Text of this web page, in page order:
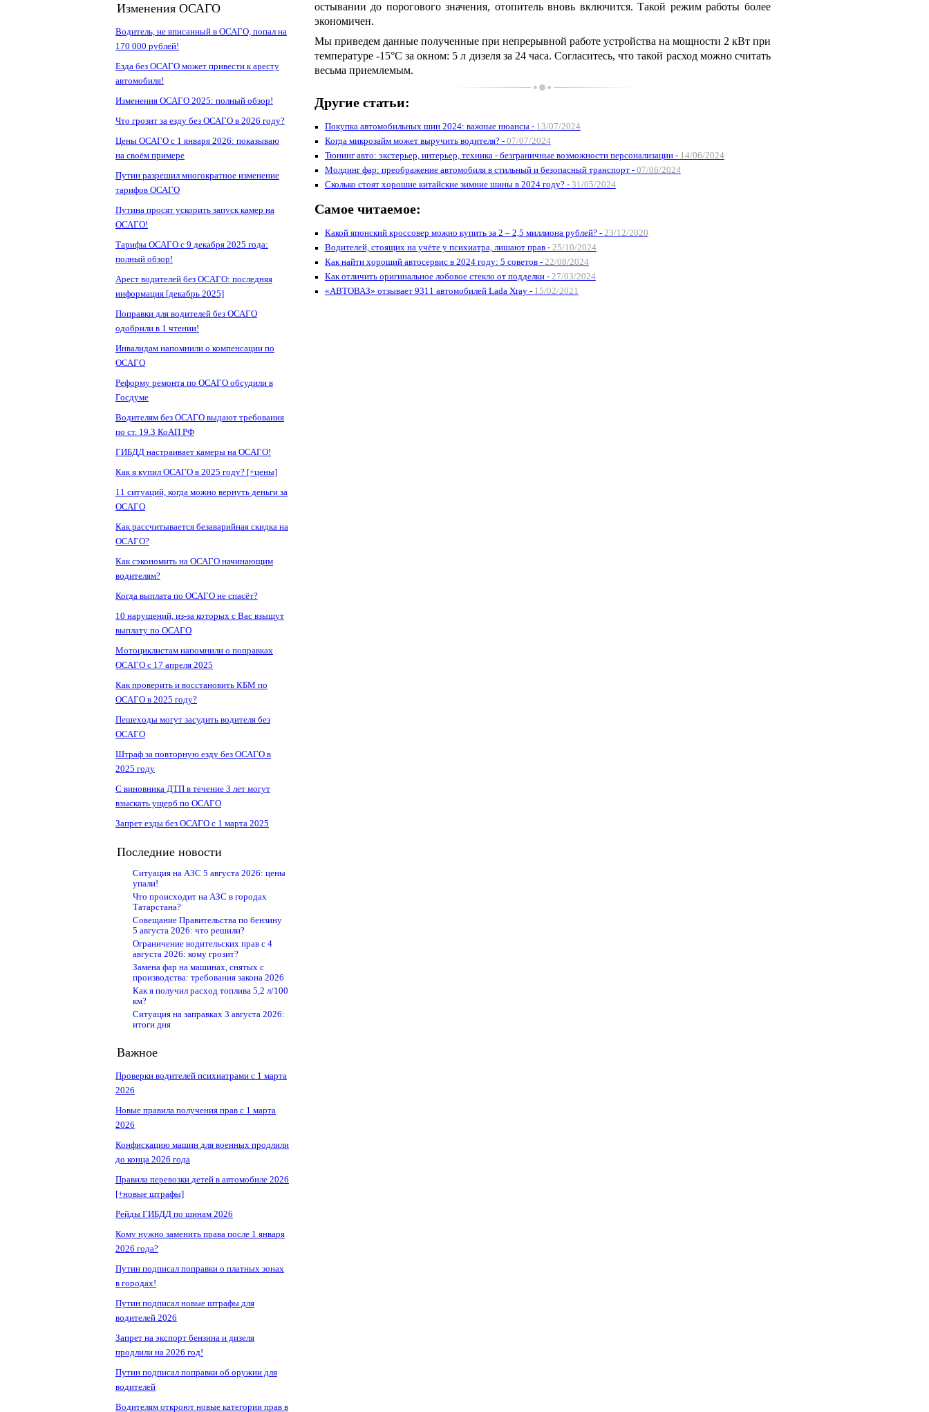
Изменения ОСАГО
Водитель, не вписанный в ОСАГО, попал на
170 000 рублей!
Езда без ОСАГО может привести к аресту
автомобиля!
Изменения ОСАГО 2025: полный обзор!
Что грозит за езду без ОСАГО в 2026 году?
Цены ОСАГО с 1 января 2026: показываю
на своём примере
Путин разрешил многократное изменение
тарифов ОСАГО
Путина просят ускорить запуск камер на
ОСАГО!
Тарифы ОСАГО с 9 декабря 2025 года:
полный обзор!
Арест водителей без ОСАГО: последняя
информация [декабрь 2025]
Поправки для водителей без ОСАГО
одобрили в 1 чтении!
Инвалидам напомнили о компенсации по
ОСАГО
Реформу ремонта по ОСАГО обсудили в
Госдуме
Водителям без ОСАГО выдают требования
по ст. 19.3 КоАП РФ
ГИБДД настраивает камеры на ОСАГО!
Как я купил ОСАГО в 2025 году? [+цены]
11 ситуаций, когда можно вернуть деньги за
ОСАГО
Как рассчитывается безаварийная скидка на
ОСАГО?
Как сэкономить на ОСАГО начинающим
водителям?
Когда выплата по ОСАГО не спасёт?
10 нарушений, из-за которых с Вас взыщут
выплату по ОСАГО
Мотоциклистам напомнили о поправках
ОСАГО с 17 апреля 2025
Как проверить и восстановить КБМ по
ОСАГО в 2025 году?
Пешеходы могут засудить водителя без
ОСАГО
Штраф за повторную езду без ОСАГО в
2025 году
С виновника ДТП в течение 3 лет могут
взыскать ущерб по ОСАГО
Запрет езды без ОСАГО с 1 марта 2025
Последние новости
Ситуация на АЗС 5 августа 2026: цены
упали!
Что происходит на АЗС в городах
Татарстана?
Совещание Правительства по бензину
5 августа 2026: что решили?
Ограничение водительских прав с 4
августа 2026: кому грозит?
Замена фар на машинах, снятых с
производства: требования закона 2026
Как я получил расход топлива 5,2 л/100
км?
Ситуация на заправках 3 августа 2026:
итоги дня
Важное
Проверки водителей психиатрами с 1 марта
2026
Новые правила получения прав с 1 марта
2026
Конфискацию машин для военных продлили
до конца 2026 года
Правила перевозки детей в автомобиле 2026
[+новые штрафы]
Рейды ГИБДД по шинам 2026
Кому нужно заменить права после 1 января
2026 года?
Путин подписал поправки о платных зонах
в городах!
Путин подписал новые штрафы для
водителей 2026
Запрет на экспорт бензина и дизеля
продлили на 2026 год!
Путин подписал поправки об оружии для
водителей
Водителям откроют новые категории прав в
остывании до порогового значения, отопитель вновь включится. Такой режим работы более
экономичен.
Мы приведем данные полученные при непрерывной работе устройства на мощности 2 кВт при
температуре -15°C за окном: 5 л дизеля за 24 часа. Согласитесь, что такой расход можно считать
весьма приемлемым.
Другие статьи:
Покупка автомобильных шин 2024: важные нюансы - 13/07/2024
Когда микрозайм может выручить водителя? - 07/07/2024
Тюнинг авто: экстерьер, интерьер, техника - безграничные возможности персонализации - 14/06/2024
Молдинг фар: преображение автомобиля в стильный и безопасный транспорт - 07/06/2024
Сколько стоят хорошие китайские зимние шины в 2024 году? - 31/05/2024
Самое читаемое:
Какой японский кроссовер можно купить за 2 – 2,5 миллиона рублей? - 23/12/2020
Водителей, стоящих на учёте у психиатра, лишают прав - 25/10/2024
Как найти хороший автосервис в 2024 году: 5 советов - 22/08/2024
Как отличить оригинальное лобовое стекло от подделки - 27/03/2024
«АВТОВАЗ» отзывает 9311 автомобилей Lada Xray - 15/02/2021